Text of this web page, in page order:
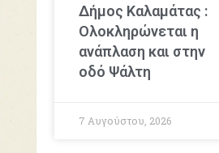
Δήμος Καλαμάτας :
Ολοκληρώνεται η
ανάπλαση και στην
οδό Ψάλτη
7 Αυγούστου, 2026